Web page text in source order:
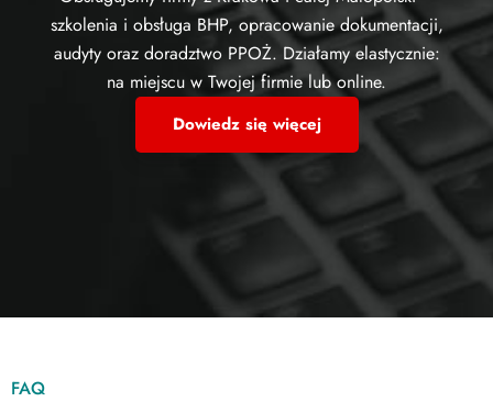
szkolenia i obsługa BHP, opracowanie dokumentacji,
audyty oraz doradztwo PPOŻ. Działamy elastycznie:
na miejscu w Twojej firmie lub online.
Dowiedz się więcej
FAQ